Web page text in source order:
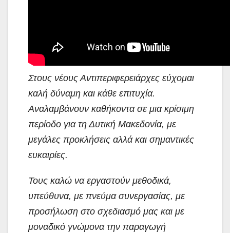
Στους νέους Αντιπεριφερειάρχες εύχομαι
καλή δύναμη και κάθε επιτυχία.
Αναλαμβάνουν καθήκοντα σε μια κρίσιμη
περίοδο για τη Δυτική Μακεδονία, με
μεγάλες προκλήσεις αλλά και σημαντικές
ευκαιρίες.
Τους καλώ να εργαστούν μεθοδικά,
υπεύθυνα, με πνεύμα συνεργασίας, με
προσήλωση στο σχεδιασμό μας και με
μοναδικό γνώμονα την παραγωγή